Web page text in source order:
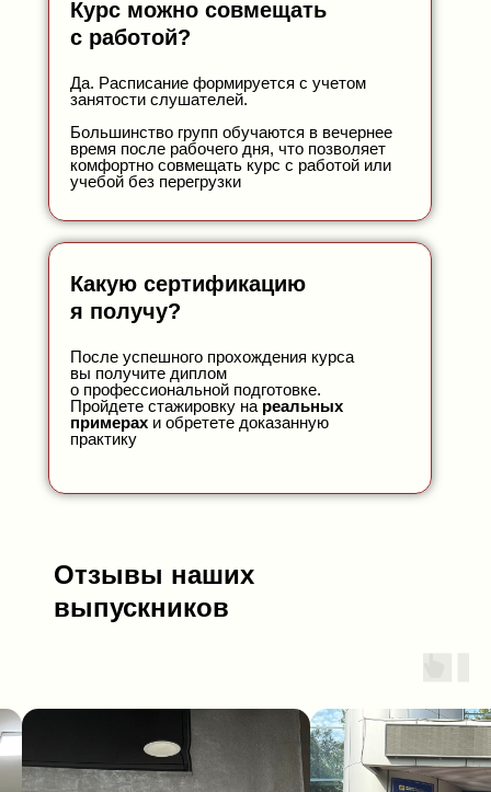
Да. Расписание формируется с учетом
занятости слушателей.
Большинство групп обучаются в вечернее
время после рабочего дня, что позволяет
комфортно совмещать курс с работой или
учебой без перегрузки
Курс можно совмещать
с работой?
После успешного прохождения курса
вы получите диплом
о профессиональной подготовке.
Пройдете стажировку на реальных
примерах и обретете доказанную
практику
Какую сертификацию
я получу?
Отзывы наших
выпускников